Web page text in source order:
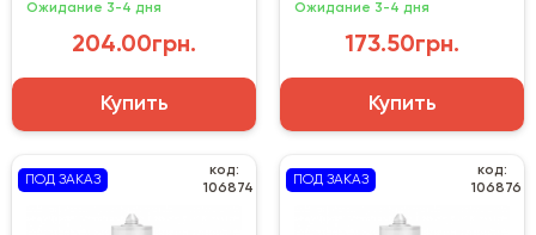
Ожидание 3-4 дня
204.00грн.
Купить
Ожидание 3-4 дня
173.50грн.
Купить
ПОД ЗАКАЗ
код:
106874
ПОД ЗАКАЗ
код:
106876